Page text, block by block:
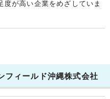
度が高い企業をめざしていま
フィールド沖縄株式会社